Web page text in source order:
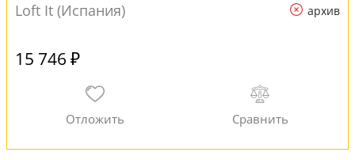
Loft It (Испания) архив
15 746 ₽